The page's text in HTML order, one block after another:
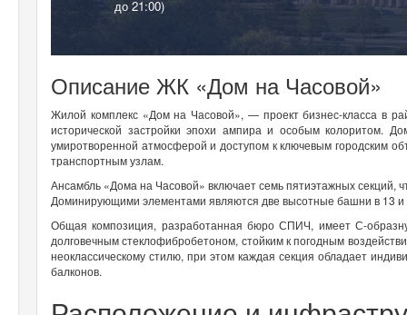
до 21:00)
Описание ЖК «Дом на Часовой»
Жилой комплекс «Дом на Часовой», — проект бизнес-класса в
исторической застройки эпохи ампира и особым колоритом.
умиротворенной атмосферой и доступом к ключевым городским
транспортным узлам.
Ансамбль «Дома на Часовой» включает семь пятиэтажных
Доминирующими элементами являются две высотные башни в 13
Общая композиция, разработанная бюро СПИЧ, имеет С-
долговечным стеклофибробетоном, стойким к погодным
неоклассическому стилю, при этом каждая секция обладает
балконов.